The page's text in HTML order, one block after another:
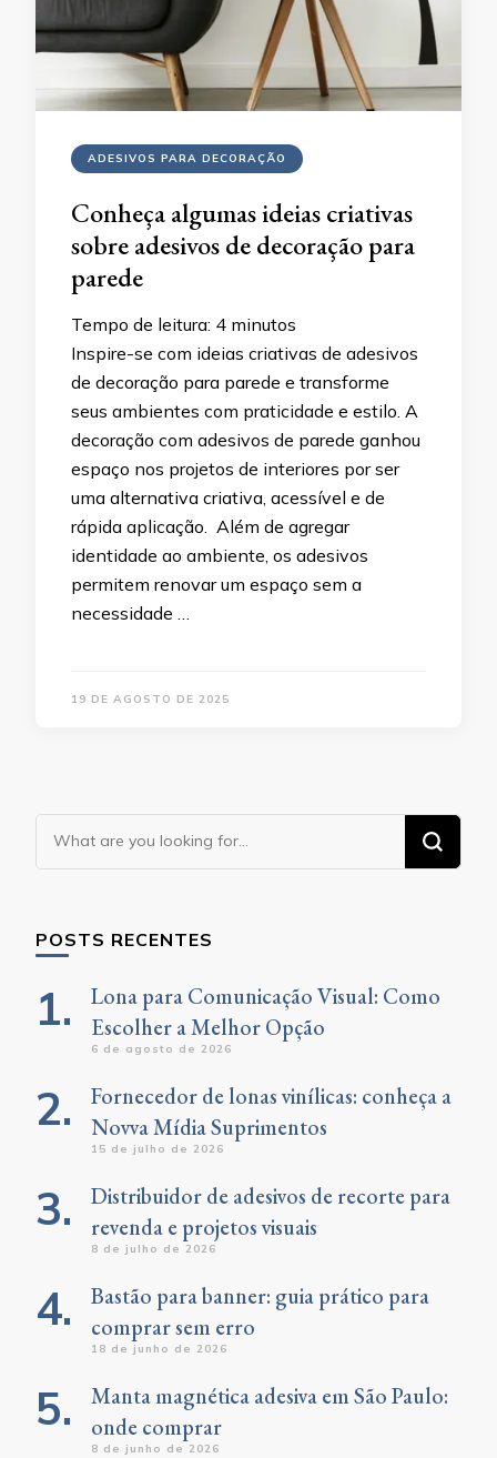
ADESIVOS PARA DECORAÇÃO
Conheça algumas ideias criativas
sobre adesivos de decoração para
parede
Tempo de leitura: 4 minutos
Inspire-se com ideias criativas de adesivos
de decoração para parede e transforme
seus ambientes com praticidade e estilo. A
decoração com adesivos de parede ganhou
espaço nos projetos de interiores por ser
uma alternativa criativa, acessível e de
rápida aplicação. Além de agregar
identidade ao ambiente, os adesivos
permitem renovar um espaço sem a
necessidade …
19 DE AGOSTO DE 2025
Looking
for
POSTS RECENTES
Lona para Comunicação Visual: Como
Escolher a Melhor Opção
6 de agosto de 2026
Fornecedor de lonas vinílicas: conheça a
Novva Mídia Suprimentos
15 de julho de 2026
Distribuidor de adesivos de recorte para
revenda e projetos visuais
8 de julho de 2026
Bastão para banner: guia prático para
comprar sem erro
18 de junho de 2026
Manta magnética adesiva em São Paulo:
onde comprar
8 de junho de 2026